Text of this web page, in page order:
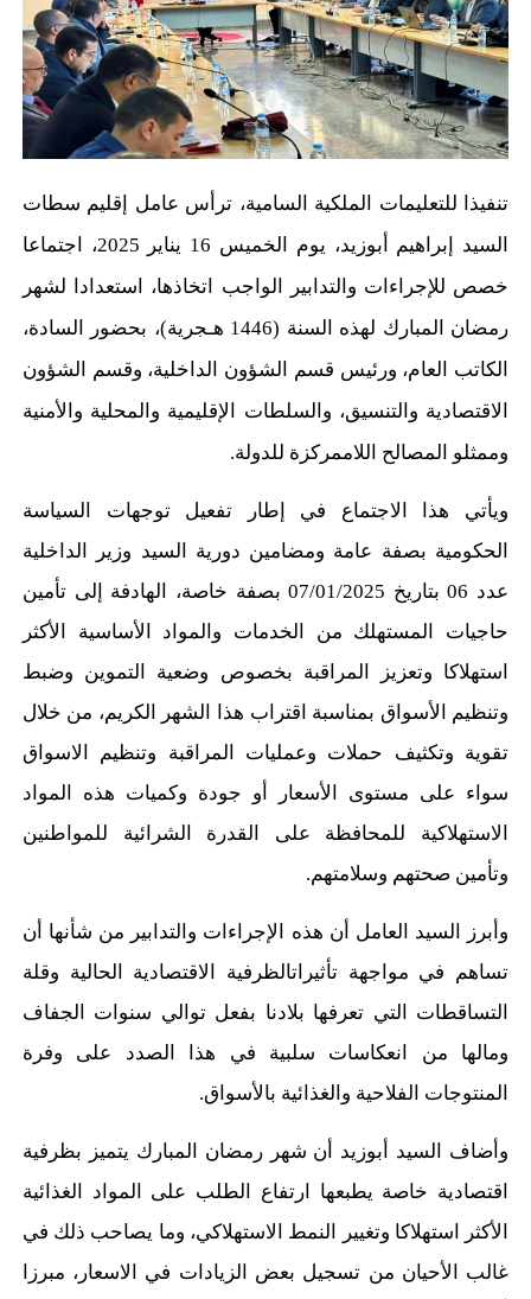
تنفيذا للتعليمات الملكية السامية، ترأس عامل إقليم سطات
السيد إبراهيم أبوزيد، يوم الخميس 16 يناير 2025،
اجتماعا
خصص للإجراءات والتدابير الواجب اتخاذها، استعدادا لشهر
رمضان ا لمبارك لهذه السنة (
1446 هـجرية)، بحضور السادة،
الكاتب العام، ورئيس قسم الشؤون الداخلية، وقسم الشؤون
الاقتصادية والتنسيق، والسلطات الإقليمية و المحلية و الأمنية
وممثلو المصالح اللاممركزة للدولة.
ويأتي هذا الاجتماع في
إطار تفعيل توجهات السياسة
الحكومية بصفة عامة ومضامين دورية السيد وزير الداخلية
عدد 06 بتاريخ 07/01/2025 بصفة خاصة، الهادفة إلى تأمين
حاجيات المستهلك من الخدمات والمواد الأساسية الأكثر
استهلاكا وتعزيز المراقبة بخصوص وضعية التموين وضبط
وتنظيم
الأسواق بمناسبة اقتراب هذا الشهر الكريم، من خلال
تقوية وتكثيف حملات وعمليات المراقبة وتنظيم الاسواق
سواء على مستوى الأسعار أو جودة وكميات هذه المواد
الاستهلاكية للمحافظة على القدرة الشرائية للمواطنين
وتأمين صحتهم وسلامتهم.
وأبرز السيد العامل أن هذه
الإجراءات والتدابير من شأنها أن
تساهم في مواجهة تأثير اتالظرفية الاقتصادية الحالية وقلة
التساقطات التي تعرفها بلادنا بفعلتوالي سنوات الجفاف
ومالها من انعكاسات سلبية في هذا الصدد على وفرة
المنتوجات الفلاحية والغذائية بالأسواق.
وأ ضاف السيد أبوزيد أن شهر رمضان المبارك يتميز بظرفية
اقتصادية خاصة يطبعها ارتفاع الطلب على المواد الغذائية
الأكثر استهلاكا وتغيير النمط الاستهلاكي، وما يصاحب ذلك في
غالب الأحيان من تسجيل بعض الزيادات في الاسعار، مبرزا